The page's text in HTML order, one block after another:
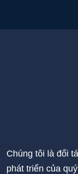
Chúng tôi là đối
phát triển của